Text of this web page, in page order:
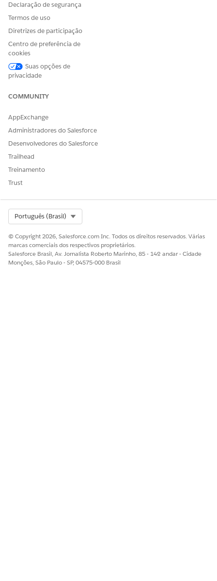
NOTA
possível desabilitá-la.
ESTE ARTIGO RESOLVEU SEU PROBLEMA?
Diga-nos para podermos melhorar!
Sim
Declaração de segurança
Termos de uso
Diretrizes de participação
Centro de preferência de
cookies
Suas opções de
privacidade
COMMUNITY
AppExchange
Administradores do Salesforce
Desenvolvedores do Salesforce
Trailhead
Treinamento
Trust
Português (Brasil)
© Copyright 2026, Salesforce.com Inc. Todos os direitos reservados. Várias
marcas comerciais dos respectivos proprietários.
Salesforce Brasil, Av. Jornalista Roberto Marinho, 85 - 14º andar - Cidade
Monções, São Paulo - SP, 04575-000 Brasil